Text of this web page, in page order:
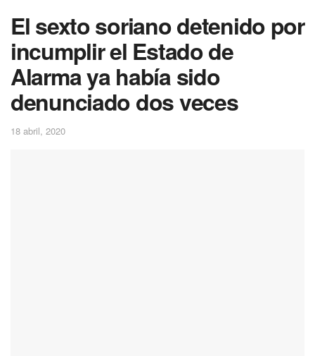
El sexto soriano detenido por
incumplir el Estado de
Alarma ya había sido
denunciado dos veces
18 abril, 2020